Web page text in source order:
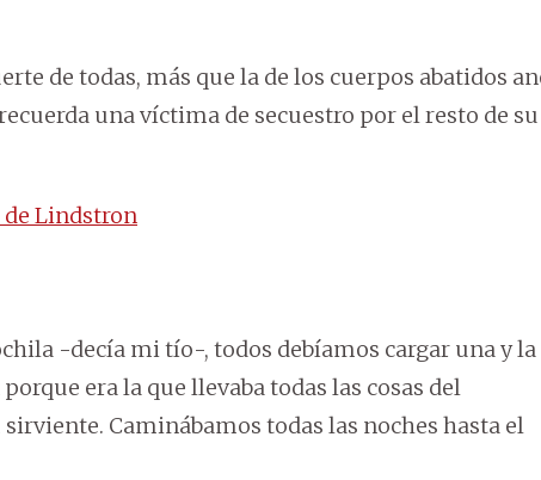
de todas, más que la de los cuerpos abatidos
una víctima de secuestro por el resto de su
Lindstron
-decía mi tío-, todos debíamos cargar una y
era la que llevaba todas las cosas del
Caminábamos todas las noches hasta el